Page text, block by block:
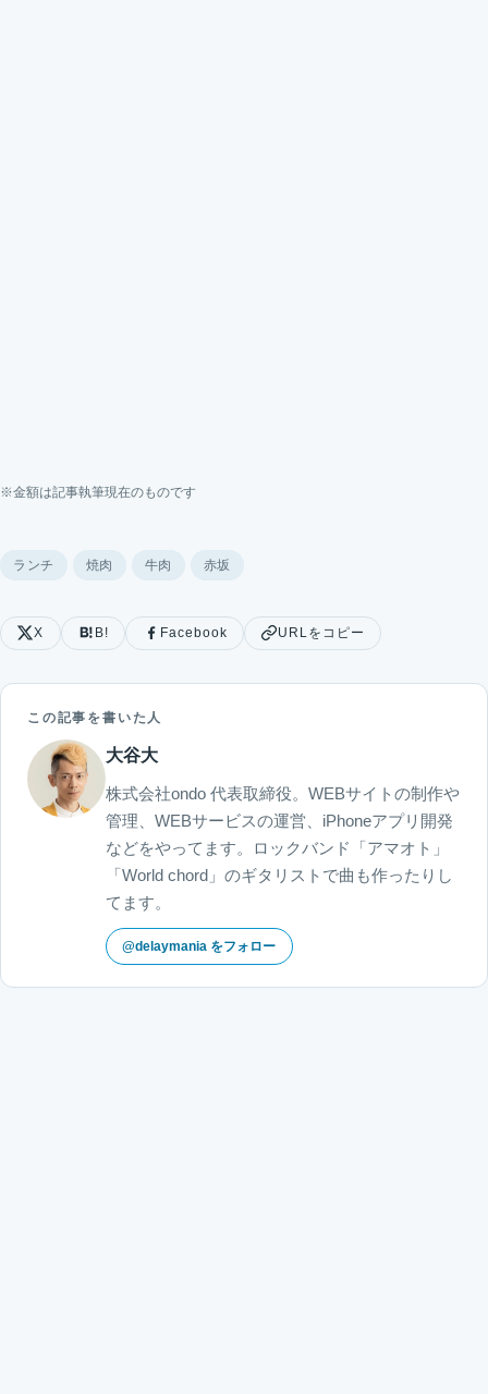
※金額は記事執筆現在のものです
ランチ 焼肉 牛肉 赤坂
X B! Facebook URLをコピー
この記事を書いた人
大谷大
株式会社ondo 代表取締役。WEBサイトの制作や
管理、WEBサービスの運営、iPhoneアプリ開発
などをやってます。ロックバンド「アマオト」
「World chord」のギタリストで曲も作ったりし
てます。
@delaymania をフォロー